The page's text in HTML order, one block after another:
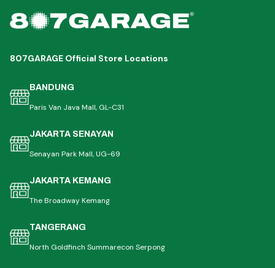
807GARAGE Official Store Locations
BANDUNG
Paris Van Java Mall, GL-C31
JAKARTA SENAYAN
Senayan Park Mall, UG-69
JAKARTA KEMANG
The Broadway Kemang
TANGERANG
North Goldfinch Summarecon Serpong